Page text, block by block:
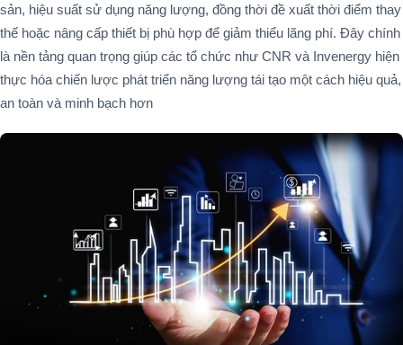
sản, hiệu suất sử dụng năng lượng, đồng thời đề xuất thời điểm thay
thế hoặc nâng cấp thiết bị phù hợp để giảm thiểu lãng phí. Đây chính
là nền tảng quan trọng giúp các tổ chức như CNR và Invenergy hiện
thực hóa chiến lược phát triển năng lượng tái tạo một cách hiệu quả,
an toàn và minh bạch hơn